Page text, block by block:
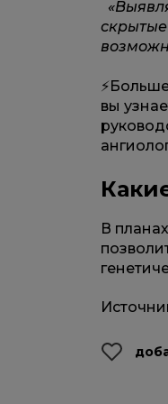
скрытые
вы
В